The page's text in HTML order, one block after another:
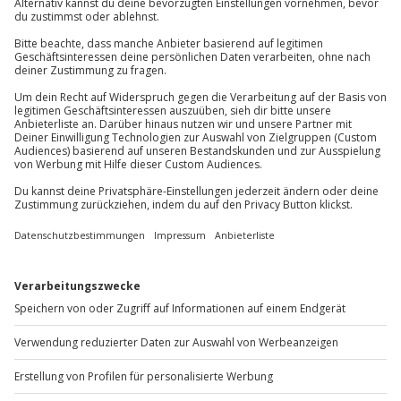
Wie zufrieden bist du mit diesen
Suchergebnissen?
Können wir etwas besser machen?
Gibt es zum Beispiel Filter oder etwas anderes, das du
vermisst?
Bitte gib hier dein Feedback ein.
Nachricht senden